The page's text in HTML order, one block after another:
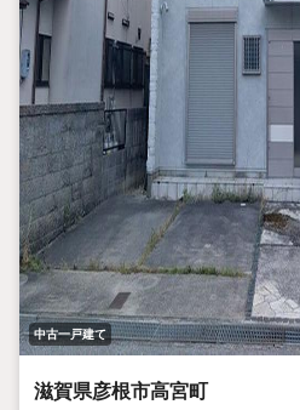
中古一戸建て
滋賀県彦根市高宮町